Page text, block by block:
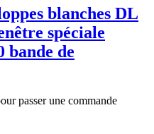
blanches DL
spéciale
bande de
passer une commande